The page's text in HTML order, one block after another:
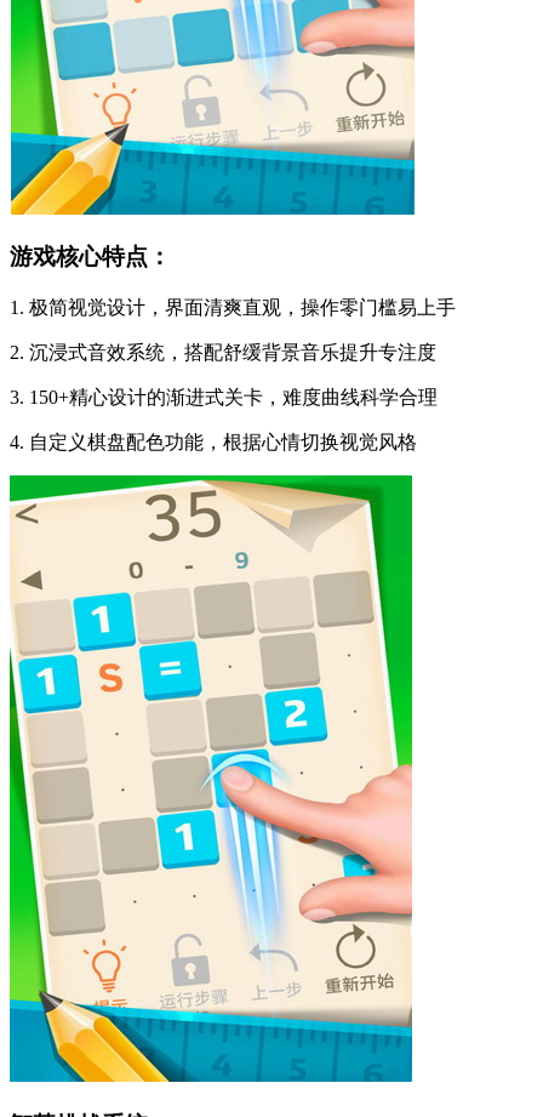
游戏核心特点：
1. 极简视觉设计，界面清爽直观，操作零门槛易上手
2. 沉浸式音效系统，搭配舒缓背景音乐提升专注度
3. 150+精心设计的渐进式关卡，难度曲线科学合理
4. 自定义棋盘配色功能，根据心情切换视觉风格